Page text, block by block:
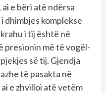
e bëri atë ndërsa
dhimbjes komplekse
i tij është në
presionin më të vogël-
së tij. Gjendja
të pasakta në
e zhvilloi atë vetëm